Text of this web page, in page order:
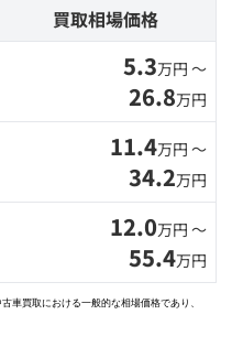
買取相場価格
5.3万円 〜
26.8万円
11.4万円 〜
34.2万円
12.0万円 〜
55.4万円
車買取における一般的な相場価格であり、